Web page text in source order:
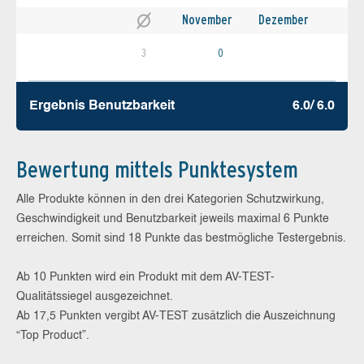
November Dezember
3 0
Ergebnis Benutz­barkeit 6.0/ 6.0
Bewertung mittels Punktesystem
Alle Produkte können in den drei Kategorien Schutzwirkung,
Geschwindigkeit und Benutzbarkeit jeweils maximal 6 Punkte
erreichen. Somit sind 18 Punkte das bestmögliche Testergebnis.
Ab 10 Punkten wird ein Produkt mit dem AV-TEST-
Qualitätssiegel ausgezeichnet.
Ab 17,5 Punkten vergibt AV-TEST zusätzlich die Auszeichnung
“Top Product”.